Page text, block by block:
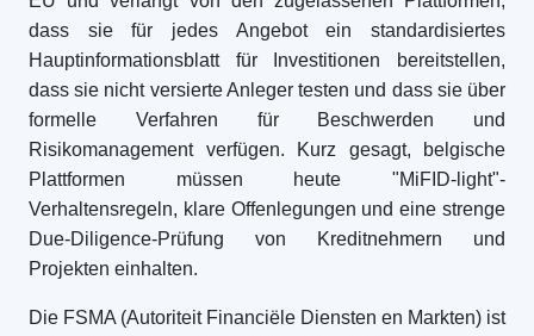
dass sie für jedes Angebot ein standardisiertes
Hauptinformationsblatt für Investitionen bereitstellen,
dass sie nicht versierte Anleger testen und dass sie über
formelle Verfahren für Beschwerden und
Risikomanagement verfügen. Kurz gesagt, belgische
Plattformen müssen heute "MiFID-light"-
Verhaltensregeln, klare Offenlegungen und eine strenge
Due-Diligence-Prüfung von Kreditnehmern und
Projekten einhalten.
Die FSMA (Autoriteit Financiële Diensten en Markten) ist